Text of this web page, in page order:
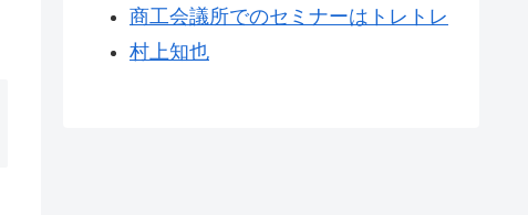
商工会議所でのセミナーはトレトレ
村上知也